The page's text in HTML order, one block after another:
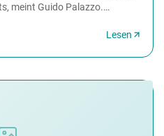
meint Guido Palazzo.
Lesen